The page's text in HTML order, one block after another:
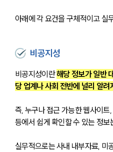
아래에 각 요건을 구체적이고 실
비공지성
비공지성이란 해당 정보가 일반
당 업계나 사회 전반에 널리 알려
즉, 누구나 접근 가능한 웹사이
등에서 쉽게 확인할 수 있는 정보
실무적으로는 사내 내부자료, 미